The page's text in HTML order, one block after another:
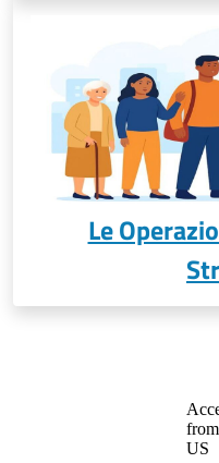
Le